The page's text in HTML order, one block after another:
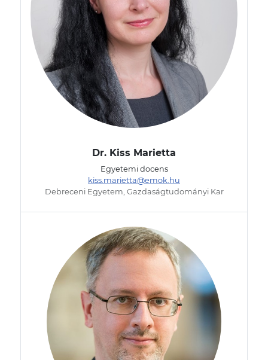
Dr. Kiss Marietta
Egyetemi docens
kiss.marietta@emok.hu
Debreceni Egyetem, Gazdaságtudományi Kar